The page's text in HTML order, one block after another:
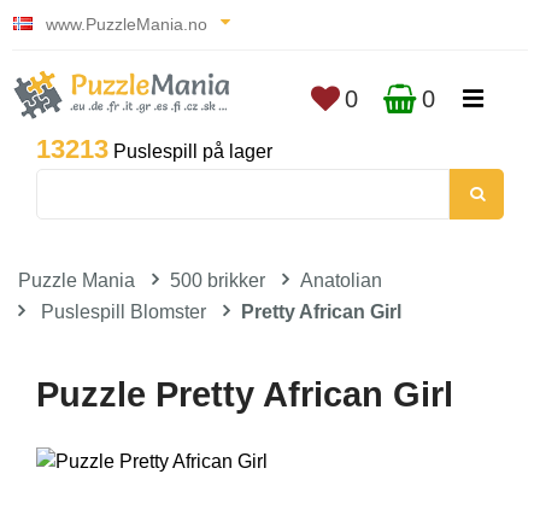
www.PuzzleMania.no
13213 Puslespill på lager
0 0
Puzzle Mania 500 brikker
Anatolian
Puslespill Blomster
Pretty African Girl
Puzzle Pretty African Girl